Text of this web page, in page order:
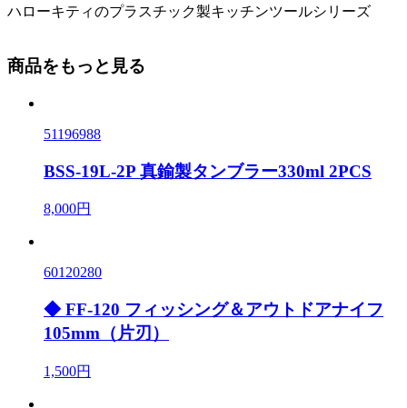
ハローキティのプラスチック製キッチンツールシリーズ
商品をもっと見る
51196988
BSS-19L-2P 真鍮製タンブラー330ml 2PCS
8,000円
60120280
◆ FF-120 フィッシング＆アウトドアナイフ
105mm（片刃）
1,500円